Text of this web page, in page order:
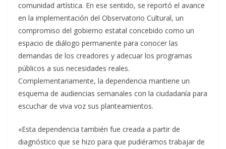
comunidad artística. En ese sentido, se reportó el avance
en la implementación del Observatorio Cultural, un
compromiso del gobierno estatal concebido como un
espacio de diálogo permanente para conocer las
demandas de los creadores y adecuar los programas
públicos a sus necesidades reales.
Complementariamente, la dependencia mantiene un
esquema de audiencias semanales con la ciudadanía para
escuchar de viva voz sus planteamientos.
«Esta dependencia también fue creada a partir de
diagnóstico que se hizo para que pudiéramos trabajar de